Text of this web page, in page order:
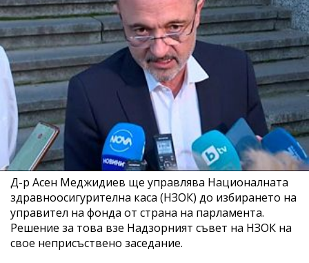
Д-р Асен Меджидиев ще управлява Националната
здравноосигурителна каса (НЗОК) до избирането на
управител на фонда от страна на парламента.
Решение за това взе Надзорният съвет на НЗОК на
свое неприсъствено заседание.